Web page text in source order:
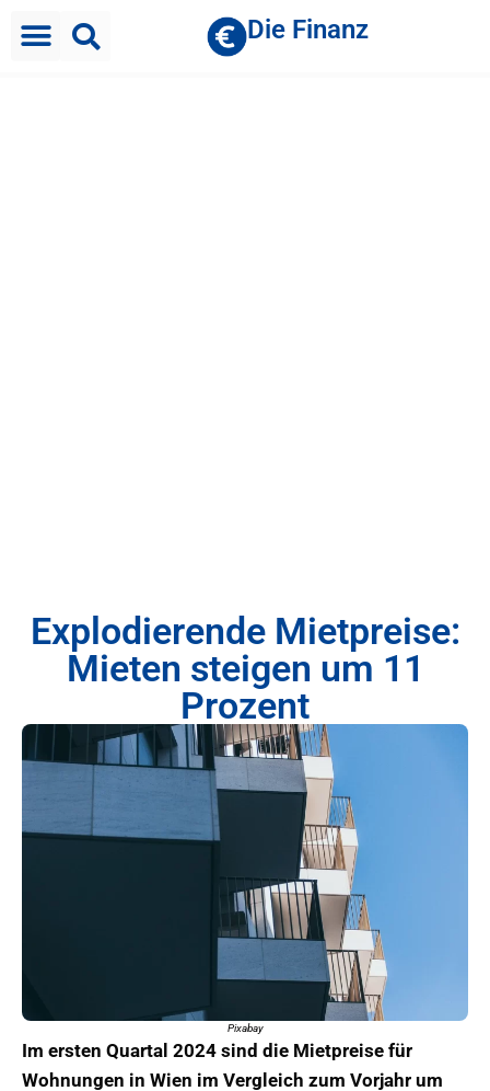
Die Finanz
Explodierende Mietpreise:
Mieten steigen um 11
Prozent
Pixabay
Im ersten Quartal 2024 sind die Mietpreise für
Wohnungen in Wien im Vergleich zum Vorjahr um